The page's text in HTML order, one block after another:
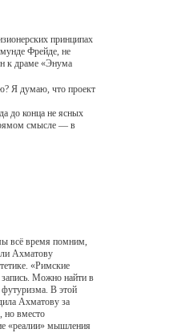
принципах
Фрейде, не
к драме «Энума
Я думаю, что проект
до конца не ясных
смысле — в
всё время помним,
Ахматову
«Римские
запись. Можно найти в
футуризма. В этой
Ахматову за
но вместо
«реалии» мышления